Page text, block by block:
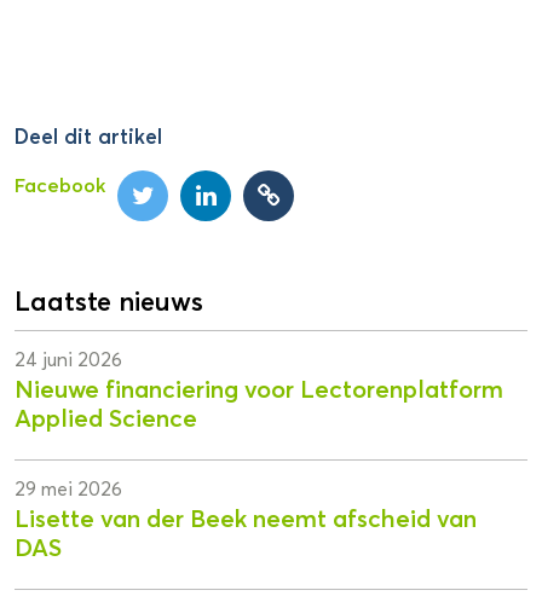
Deel dit artikel
Facebook
Laatste nieuws
24 juni 2026
Nieuwe financiering voor Lectorenplatform
Applied Science
29 mei 2026
Lisette van der Beek neemt afscheid van
DAS